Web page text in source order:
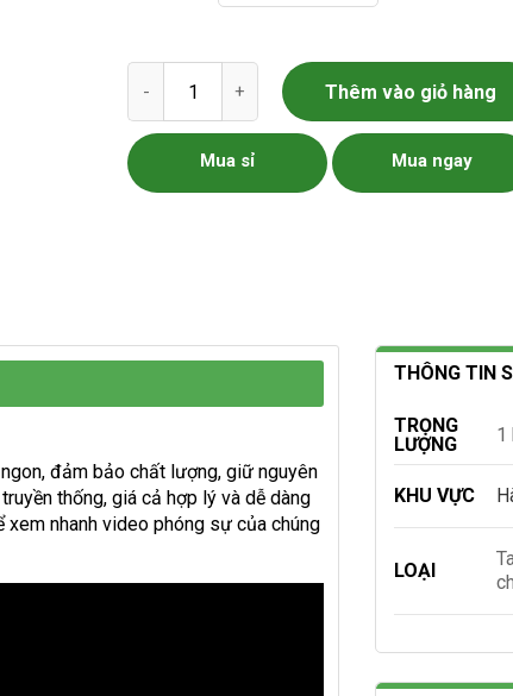
Tai Chua Khô số lượng
Thêm vào giỏ hàng
Mua sỉ Mua ngay
đảm bảo chất lượng, giữ nguyên
thống, giá cả hợp lý và dễ dàng
xem nhanh video phóng sự của chúng
THÔNG TIN
TRỌNG
LƯỢNG
1
KHU VỰC
LOẠI